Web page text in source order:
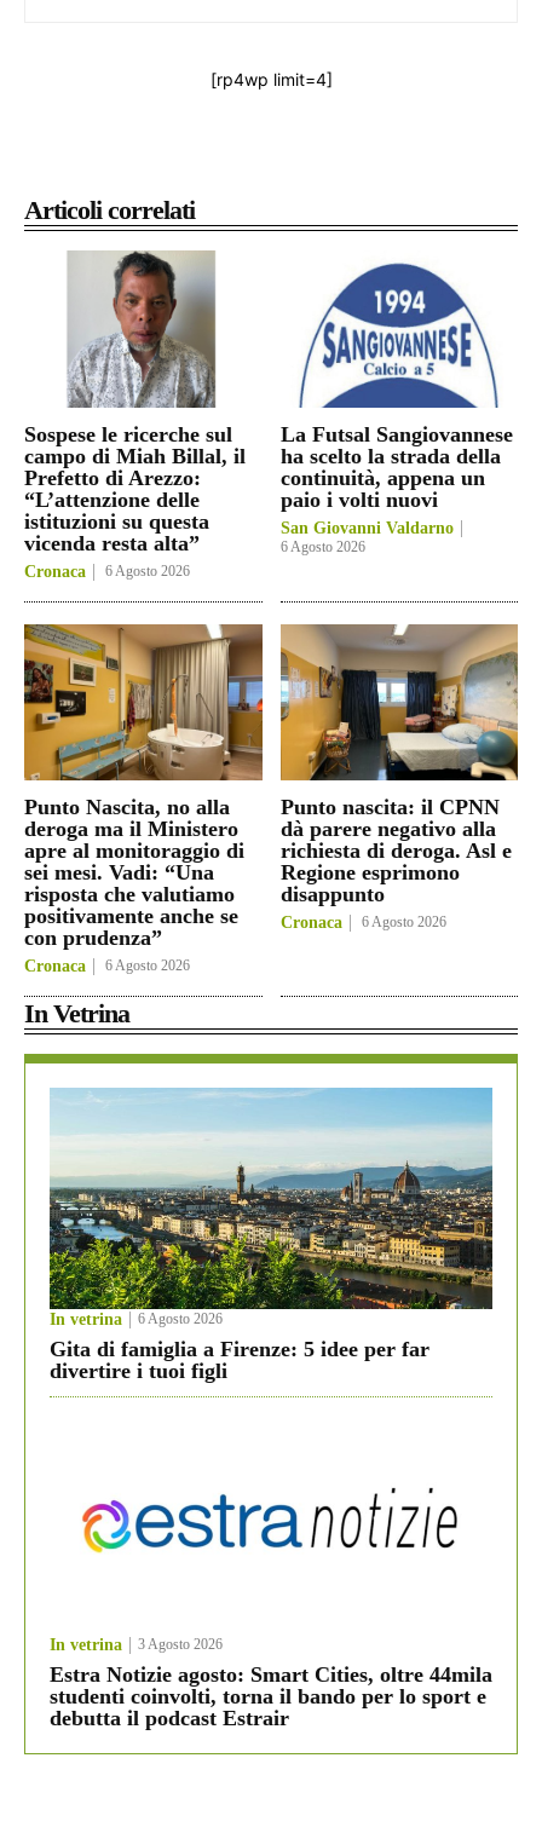
Articoli correlati
Sospese le ricerche sul
campo di Miah Billal, il
Prefetto di Arezzo:
“L’attenzione delle
istituzioni su questa
vicenda resta alta”
Cronaca 6 Agosto 2026
La Futsal Sangiovannese
ha scelto la strada della
continuità, appena un
paio i volti nuovi
San Giovanni Valdarno
6 Agosto 2026
Punto Nascita, no alla
deroga ma il Ministero
apre al monitoraggio di
sei mesi. Vadi: “Una
risposta che valutiamo
positivamente anche se
con prudenza”
Cronaca 6 Agosto 2026
Punto nascita: il CPNN
dà parere negativo alla
richiesta di deroga. Asl e
Regione esprimono
disappunto
Cronaca 6 Agosto 2026
In Vetrina
In vetrina 6 Agosto 2026
Gita di famiglia a Firenze: 5 idee per far
divertire i tuoi figli
In vetrina 3 Agosto 2026
Estra Notizie agosto: Smart Cities, oltre 44mila
studenti coinvolti, torna il bando per lo sport e
debutta il podcast Estrair
[rp4wp limit=4]